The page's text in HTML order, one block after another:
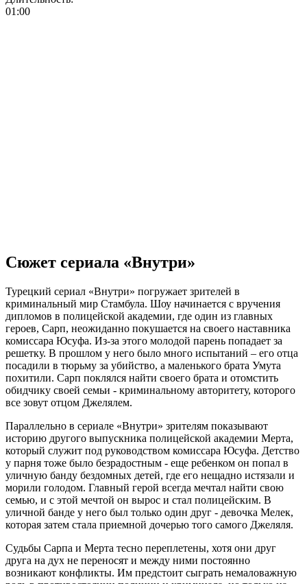
01:00
Сюжет сериала «Внутри»
Турецкий сериал «Внутри» погружает зрителей в
криминальный мир Стамбула. Шоу начинается с вручения
дипломов в полицейской академии, где один из главных
героев, Сарп, неожиданно покушается на своего наставника
комиссара Юсуфа. Из-за этого молодой парень попадает за
решетку. В прошлом у него было много испытаний – его отца
посадили в тюрьму за убийство, а маленького брата Умута
похитили. Сарп поклялся найти своего брата и отомстить
обидчику своей семьи - криминальному авторитету, которого
все зовут отцом Джелялем.
Параллельно в сериале «Внутри» зрителям показывают
историю другого выпускника полицейской академии Мерта,
который служит под руководством комиссара Юсуфа. Детство
у парня тоже было безрадостным - еще ребенком он попал в
уличную банду бездомных детей, где его нещадно истязали и
морили голодом. Главный герой всегда мечтал найти свою
семью, и с этой мечтой он вырос и стал полицейским. В
уличной банде у него был только один друг - девочка Мелек,
которая затем стала приемной дочерью того самого Джеляля.
Судьбы Сарпа и Мерта тесно переплетены, хотя они друг
друга на дух не переносят и между ними постоянно
возникают конфликты. Им предстоит сыграть немаловажную